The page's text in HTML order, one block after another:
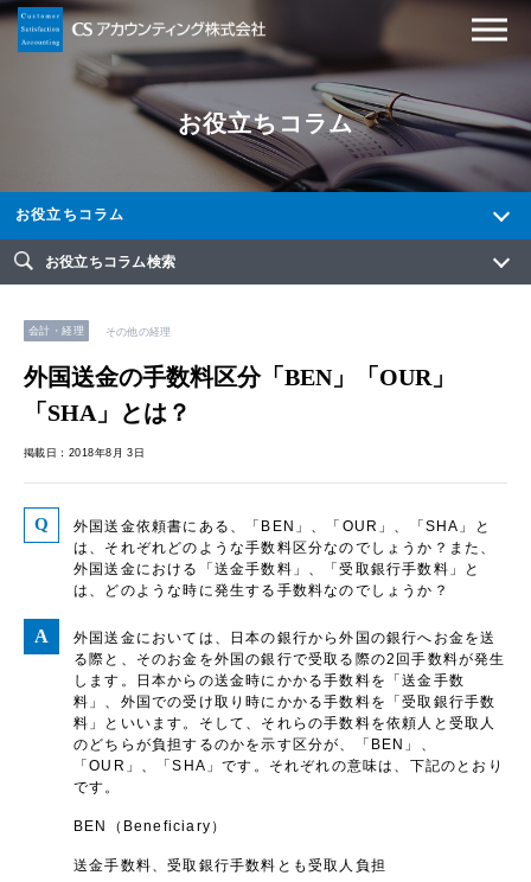
お役立ちコラム
お役立ちコラム
お役立ちコラム検索
会計・経理 その他の経理
外国送金の手数料区分「BEN」「OUR」
「SHA」とは？
掲載日：2018年8月 3日
外国送金依頼書にある、「BEN」、「OUR」、「SHA」と
は、それぞれどのような手数料区分なのでしょうか？また、
外国送金における「送金手数料」、「受取銀行手数料」と
は、どのような時に発生する手数料なのでしょうか？
外国送金においては、日本の銀行から外国の銀行へお金を送
る際と、そのお金を外国の銀行で受取る際の2回手数料が発生
します。日本からの送金時にかかる手数料を「送金手数
料」、外国での受け取り時にかかる手数料を「受取銀行手数
料」といいます。そして、それらの手数料を依頼人と受取人
のどちらが負担するのかを示す区分が、「BEN」、
「OUR」、「SHA」です。それぞれの意味は、下記のとおり
です。
BEN（Beneficiary）
送金手数料、受取銀行手数料とも受取人負担